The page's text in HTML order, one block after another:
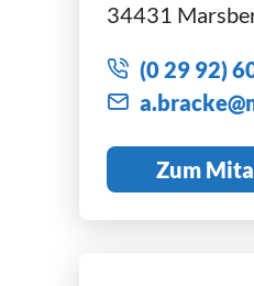
34431
(0 29 92)
br ck
Zum